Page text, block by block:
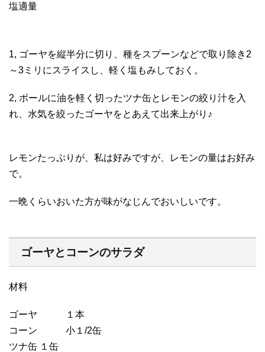
塩適量
1, ゴーヤを縦半分に切り、種をスプーンなどで取り除き2
～3ミリにスライスし、軽く塩もみしておく。
2, ボールに油を軽く切ったツナ缶とレモンの絞り汁を入
れ、水気を絞ったゴーヤをとあえて出来上がり♪
レモンたっぷりが、私は好みですが、レモンの量はお好み
で。
一晩くらいおいた方が味がなじんでおいしいです。
ゴーヤとコーンのサラダ
材料
ゴーヤ １本
コーン 小１/2缶
ツナ缶 １缶